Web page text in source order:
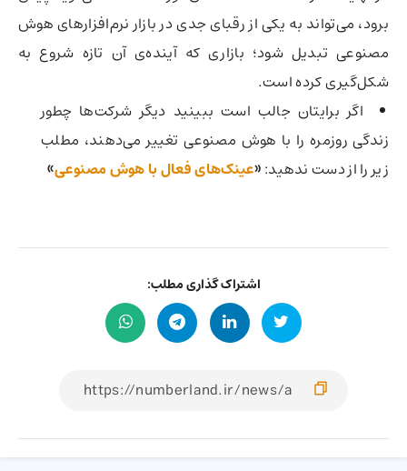
برود، می‌تواند به یکی از رقبای جدی در بازار نرم‌افزارهای هوش
مصنوعی تبدیل شود؛ بازاری که آینده‌ی آن تازه شروع به
شکل‌گیری کرده است.
اگر برایتان جالب است ببینید دیگر شرکت‌ها چطور
زندگی روزمره را با هوش مصنوعی تغییر می‌دهند، مطلب
زیر را از دست ندهید:«عینک‌های فعال با هوش مصنوعی»
اشتراک گذاری مطلب: